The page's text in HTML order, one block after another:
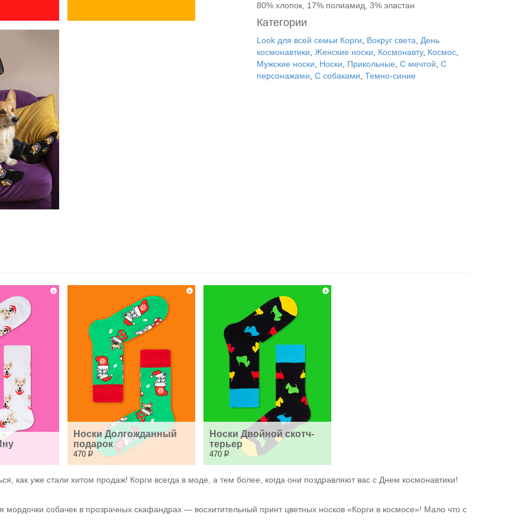
80% хлопок, 17% полиамид, 3% эластан
Категории
Look для всей семьи Корги Вокруг света
День
космонавтики Женские носки Космонавту, Космос
Мужские носки
Носки Прикольные С мечтой С
персонажами С собаками Темно-синие
Носки Долгожданный
подарок
470 Р
Носки Двойной скотч-
терьер
470 Р
как уже стали хитом продаж! Корги всегда в моде, а тем более, когда они поздравляют вас с Днем космонавтики!
собачек в прозрачных скафандрах — восхитительный принт цветных носков «Корги в космосе»! Мало что с